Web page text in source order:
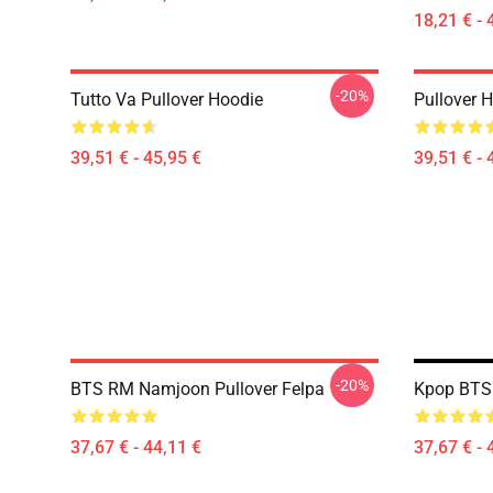
18,21 € -
Tutto Va Pullover Hoodie
39,51 € - 45,95 €
-20% Pullover
39,51 € -
BTS RM Namjoon Pullover Felpa
37,67 € - 44,11 €
-20% Kpop
37,67 € -